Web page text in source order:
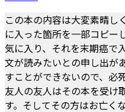
この本の内容は大変素晴し
に入った箇所を一部コピー
気に入り、それを末期癌で
文が読みたいとの申し出が
すことができないので、必
友人の友人はその本を受け
す。そしてその方はお亡く